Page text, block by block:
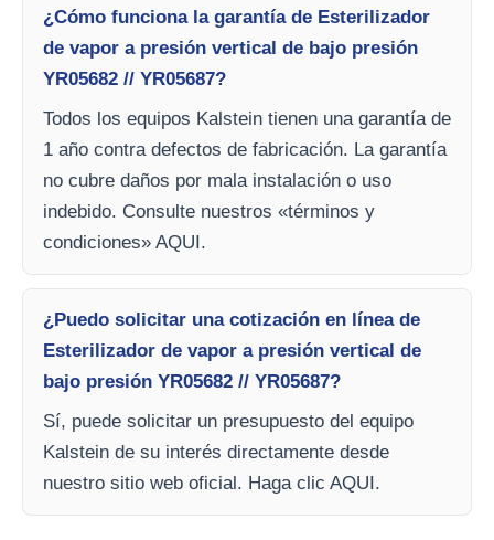
¿Cómo funciona la garantía de Esterilizador
de vapor a presión vertical de bajo presión
YR05682 // YR05687?
Todos los equipos Kalstein tienen una garantía de
1 año contra defectos de fabricación. La garantía
no cubre daños por mala instalación o uso
indebido. Consulte nuestros «términos y
condiciones» AQUI.
¿Puedo solicitar una cotización en línea de
Esterilizador de vapor a presión vertical de
bajo presión YR05682 // YR05687?
Sí, puede solicitar un presupuesto del equipo
Kalstein de su interés directamente desde
nuestro sitio web oficial. Haga clic AQUI.